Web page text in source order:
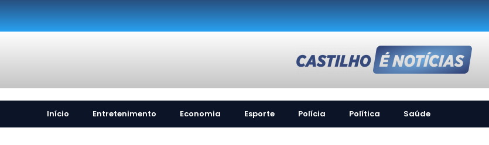
Início Entretenimento Economia Esporte Polícia Política Saúde